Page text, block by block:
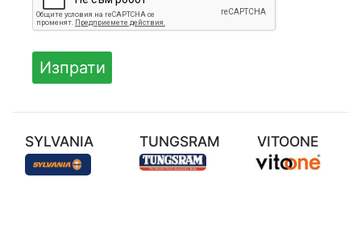
SYLVANIA TUNGSRAM VITOONE